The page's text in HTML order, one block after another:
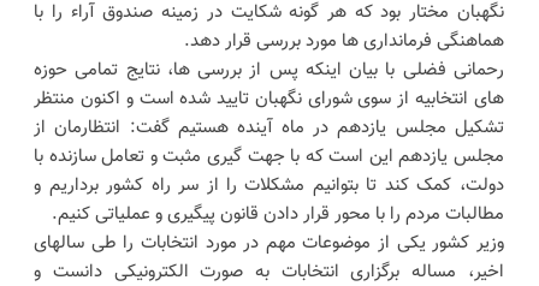
نگهبان مختار بود که هر گونه شکایت در زمینه صندوق آراء را با
هماهنگی فرمانداری ها مورد بررسی قرار دهد.
رحمانی فضلی با بیان اینکه پس از بررسی ها، نتایج تمامی حوزه
های انتخابیه از سوی شورای نگهبان تایید شده است و اکنون منتظر
تشکیل مجلس یازدهم در ماه آینده هستیم گفت: انتظارمان از
مجلس یازدهم این است که با جهت گیری مثبت و تعامل سازنده با
دولت، کمک کند تا بتوانیم مشکلات را از سر راه کشور برداریم و
مطالبات مردم را با محور قرار دادن قانون پیگیری و عملیاتی کنیم.
وزیر کشور یکی از موضوعات مهم در مورد انتخابات را طی سالهای
اخیر، مساله برگزاری انتخابات به صورت الکترونیکی دانست و